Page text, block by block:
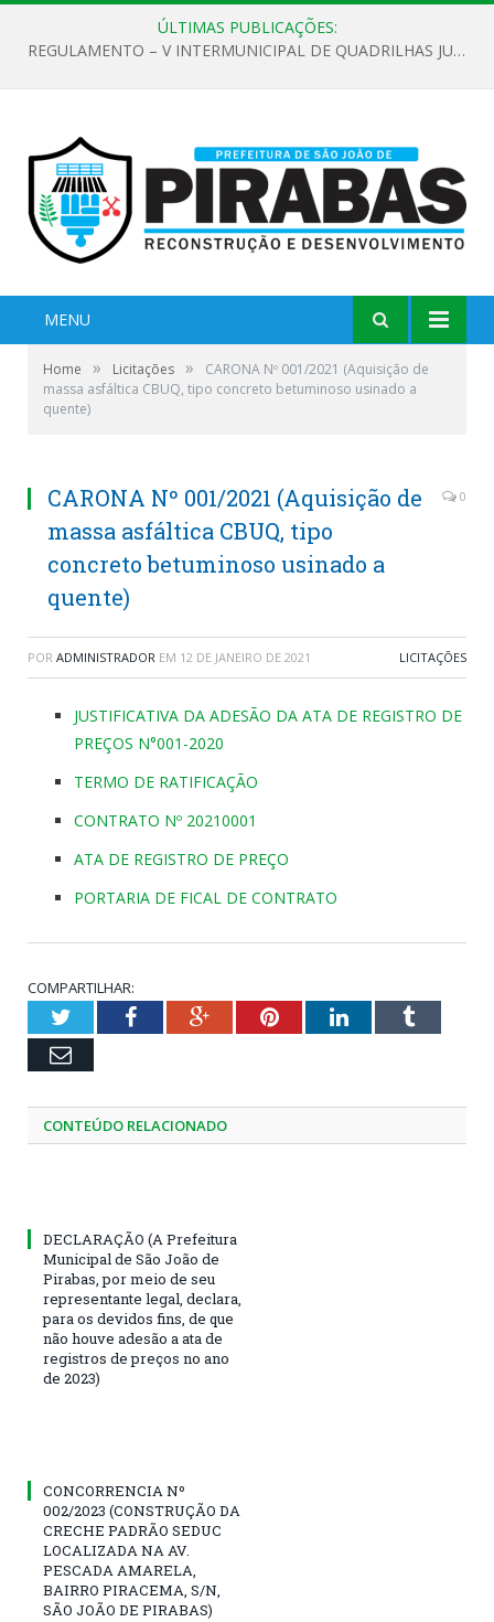
ÚLTIMAS PUBLICAÇÕES:
REGULAMENTO – V INTERMUNICIPAL DE QUADRILHAS JUNINAS 2026
MENU
Home » Licitações »
CARONA Nº 001/2021 (Aquisição de
massa asfáltica CBUQ, tipo concreto betuminoso usinado a
quente)
CARONA Nº 001/2021 (Aquisição de
massa asfáltica CBUQ, tipo
concreto betuminoso usinado a
quente)
0
POR ADMINISTRADOR EM 12 DE JANEIRO DE 2021 LICITAÇÕES
JUSTIFICATIVA DA ADESÃO DA ATA DE REGISTRO DE
PREÇOS N°001-2020
TERMO DE RATIFICAÇÃO
CONTRATO Nº 20210001
ATA DE REGISTRO DE PREÇO
PORTARIA DE FICAL DE CONTRATO
COMPARTILHAR:
TwitterFacebookGoogle+PinterestLinkedInTumblr
Email
CONTEÚDO RELACIONADO
DECLARAÇÃO (A Prefeitura
Municipal de São João de
Pirabas, por meio de seu
representante legal, declara,
para os devidos fins, de que
não houve adesão a ata de
registros de preços no ano
de 2023)
CONCORRENCIA Nº
002/2023 (CONSTRUÇÃO DA
CRECHE PADRÃO SEDUC
LOCALIZADA NA AV.
PESCADA AMARELA,
BAIRRO PIRACEMA, S/N,
SÃO JOÃO DE PIRABAS)